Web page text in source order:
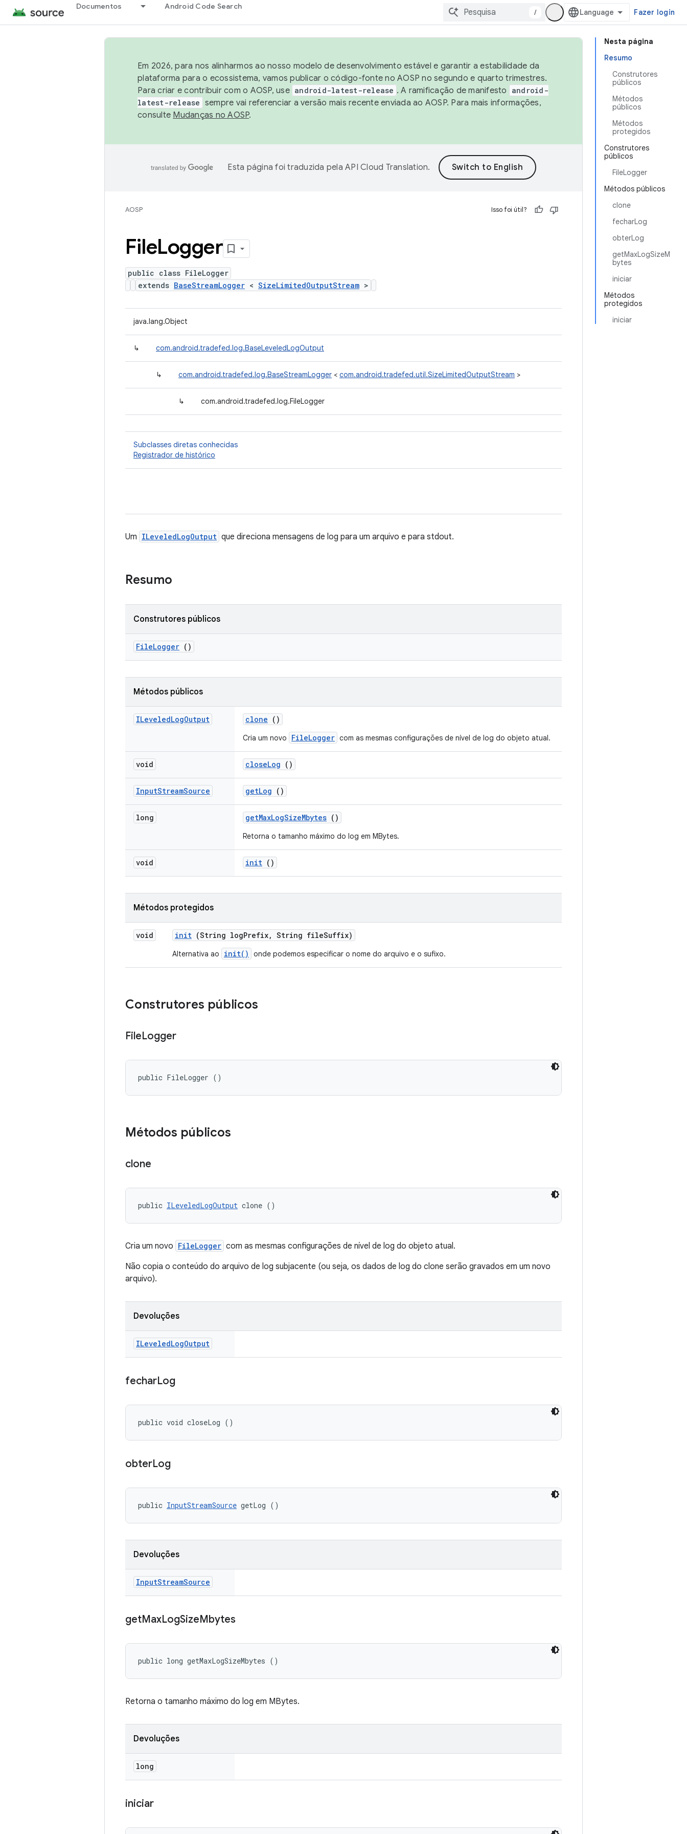
Documentos Android Code Search
/ Fazer login
Nesta página
Resumo
Construtores
públicos
Métodos
públicos
Métodos
protegidos
Construtores
públicos
FileLogger
Métodos públicos
clone
fecharLog
obterLog
getMaxLogSizeM
bytes
iniciar
Métodos
protegidos
iniciar
Em 2026, para nos alinharmos ao nosso modelo de desenvolvimento estável e garantir a estabilidade da
plataforma para o ecossistema, vamos publicar o código-fonte no AOSP no segundo e quarto trimestres.
Para criar e contribuir com o AOSP, use android-latest-release . A ramificação de manifesto
android-
latest-release sempre vai referenciar a versão mais recente enviada ao AOSP. Para mais informações,
consulte Mudanças no AOSP.
Esta página foi traduzida pela API Cloud Translation.
AOSP Isso foi útil?
FileLogger
public class FileLogger
extends BaseStreamLogger < SizeLimitedOutputStream >
java.lang.Object
↳ com.android.tradefed.log.BaseLeveledLogOutput
↳ com.android.tradefed.log.BaseStreamLogger < com.android.tradefed.util.SizeLimitedOutputStream >
↳ com.android.tradefed.log.FileLogger
Subclasses diretas conhecidas
Registrador de histórico
Um ILeveledLogOutput que direciona mensagens de log para um arquivo e para stdout.
Resumo
Construtores públicos
FileLogger ()
Métodos públicos
ILeveledLogOutput clone ()
Cria um novo FileLogger com as mesmas configurações de nível de log do objeto atual.
void closeLog ()
InputStreamSource getLog ()
long getMaxLogSizeMbytes ()
Retorna o tamanho máximo do log em MBytes.
void init ()
Métodos protegidos
void init (String logPrefix, String fileSuffix)
Alternativa ao init() onde podemos especificar o nome do arquivo e o sufixo.
Construtores públicos
FileLogger
public FileLogger ()
Métodos públicos
clone
public ILeveledLogOutput clone ()
Cria um novo FileLogger com as mesmas configurações de nível de log do objeto atual.
Não copia o conteúdo do arquivo de log subjacente (ou seja, os dados de log do clone serão gravados em um novo
arquivo).
Devoluções
ILeveledLogOutput
fecharLog
public void closeLog ()
obterLog
public InputStreamSource getLog ()
Devoluções
InputStreamSource
getMaxLogSizeMbytes
public long getMaxLogSizeMbytes ()
Retorna o tamanho máximo do log em MBytes.
Devoluções
long
iniciar